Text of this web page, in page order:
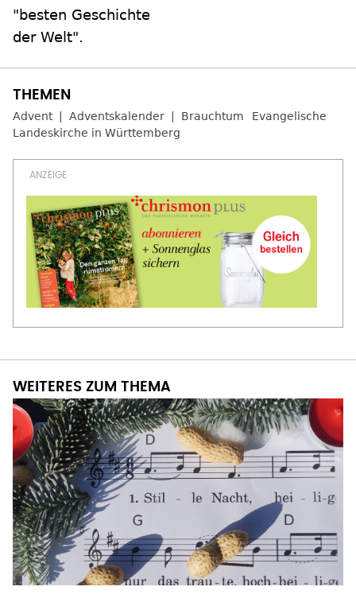
"besten Geschichte
der Welt".
Advent Adventskalender Brauchtum
Evangelische
Landeskirche in Württemberg
WEITERES ZUM THEMA